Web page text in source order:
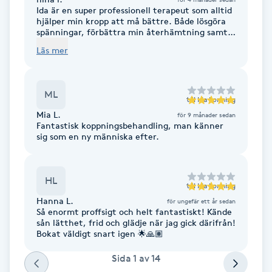
Face framing
Fet hårbotten
Fibromassage
Fotmassage
Ida är en super professionell terapeut som alltid
hjälper min kropp att må bättre. Både lösgöra
spänningar, förbättra min återhämtning samt
med flera metoder parallellt för att uppnå bästa
Läs mer
ML till Ida Lonning
Mia L. för 9 månader sedan
Fantastisk koppningsbehandling, man känner
sig som en ny människa efter.
HL till Ida Lonning
Hanna L. för ungefär ett år sedan
Så enormt proffsigt och helt fantastiskt! Kände
sån lätthet, frid och glädje när jag gick därifrån!
Bokat väldigt snart igen 🌟🙏🏽
Sida 1 av14